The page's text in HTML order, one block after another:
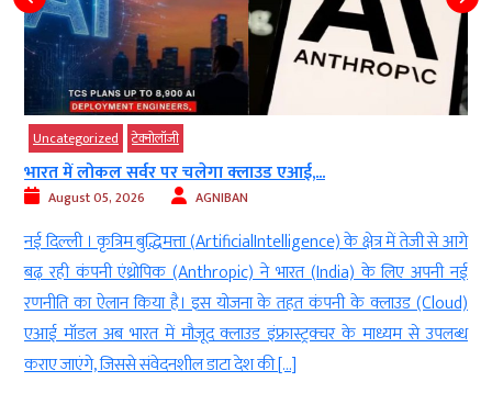
टेक्‍नोलॉजी
में लोकल सर्वर पर चलेगा क्लाउड एआई,...
August 05, 2026 AGNIBAN
। कृत्रिम बुद्धिमत्ता (ArtificialIntelligence) के क्षेत्र में तेजी से आगे
कंपनी एंथ्रोपिक (Anthropic) ने भारत (India) के लिए अपनी नई
का ऐलान किया है। इस योजना के तहत कंपनी के क्लाउड (Cloud)
मॉडल अब भारत में मौजूद क्लाउड इंफ्रास्ट्रक्चर के माध्यम से उपलब्ध
जाएंगे, जिससे संवेदनशील डाटा देश की […]
नई